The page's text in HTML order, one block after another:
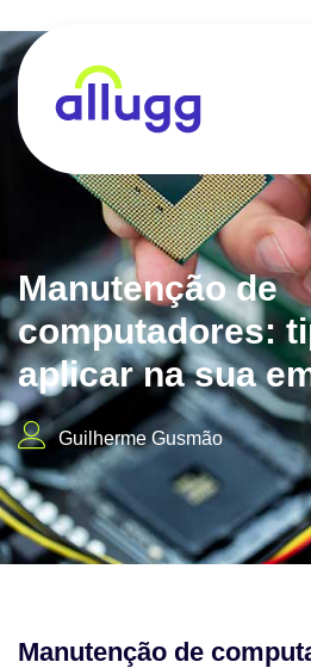
Manutenção de
computadores:
aplicar na sua
Guilherme Gusmão
Manutenção de